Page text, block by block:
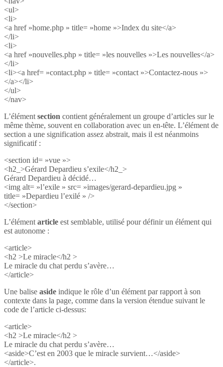
<ul>
<li>
<a href »home.php » title= »home »>Index du site</a>
</li>
<li>
<a href »nouvelles.php » title= »les nouvelles »>Les nouvelles</a>
</li>
<li><a href= »contact.php » title= »contact »>Contactez-nous »>
</a></li>
</ul>
</nav>
L’élément section contient généralement un groupe d’articles sur le
même thème, souvent en collaboration avec un en-tête. L’élément de
section a une signification assez abstrait, mais il est néanmoins
significatif :
<section id= »vue »>
<h2_>Gérard Depardieu s’exile</h2_>
Gérard Depardieu à décidé…
<img alt= »l’exile » src= »images/gerard-depardieu.jpg »
title= »Depardieu l’exilé » />
</section>
L’élément article est semblable, utilisé pour définir un élément qui
est autonome :
<article>
<h2 >Le miracle</h2 >
Le miracle du chat perdu s’avère…
</article>
Une balise aside indique le rôle d’un élément par rapport à son
contexte dans la page, comme dans la version étendue suivant le
code de l’article ci-dessus:
<article>
<h2 >Le miracle</h2 >
Le miracle du chat perdu s’avère…
<aside>C’est en 2003 que le miracle survient…</aside>
</article>.